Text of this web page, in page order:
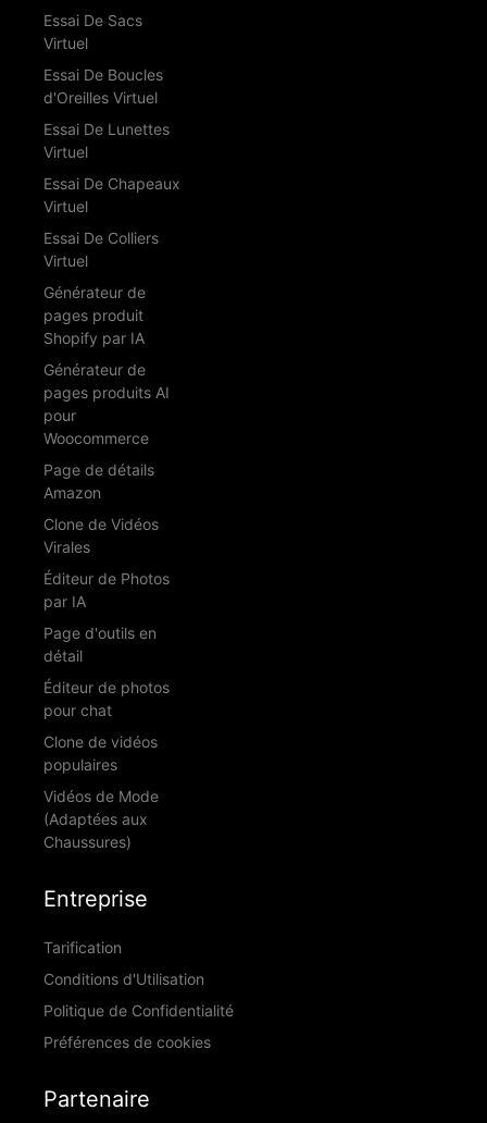
Essai De Sacs
Virtuel
Essai De Boucles
d'Oreilles Virtuel
Essai De Lunettes
Virtuel
Essai De Chapeaux
Virtuel
Essai De Colliers
Virtuel
Générateur de
pages produit
Shopify par IA
Générateur de
pages produits AI
pour
Woocommerce
Page de détails
Amazon
Clone de Vidéos
Virales
Éditeur de Photos
par IA
Page d'outils en
détail
Éditeur de photos
pour chat
Clone de vidéos
populaires
Vidéos de Mode
(Adaptées aux
Chaussures)
Entreprise
Tarification
Conditions d'Utilisation
Politique de Confidentialité
Préférences de cookies
Partenaire